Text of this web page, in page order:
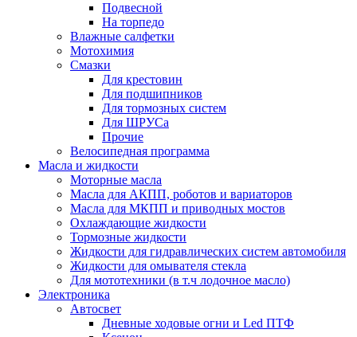
Подвесной
На торпедо
Влажные салфетки
Мотохимия
Смазки
Для крестовин
Для подшипников
Для тормозных систем
Для ШРУСа
Прочие
Велосипедная программа
Масла и жидкости
Моторные масла
Масла для АКПП, роботов и вариаторов
Масла для МКПП и приводных мостов
Охлаждающие жидкости
Тормозные жидкости
Жидкости для гидравлических систем автомобиля
Жидкости для омывателя стекла
Для мототехники (в т.ч лодочное масло)
Электроника
Автосвет
Дневные ходовые огни и Led ПТФ